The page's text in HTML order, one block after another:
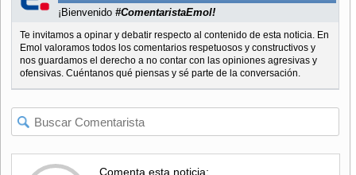
¡Bienvenido #ComentaristaEmol!
Te invitamos a opinar y debatir respecto al contenido de esta noticia. En
Emol valoramos todos los comentarios respetuosos y constructivos y
nos guardamos el derecho a no contar con las opiniones agresivas y
ofensivas. Cuéntanos qué piensas y sé parte de la conversación.
Comenta esta noticia: